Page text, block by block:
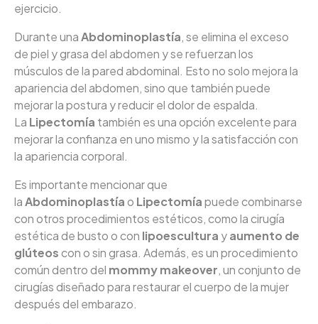
ejercicio.
Durante unaAbdominoplastía, se elimina el exceso
de piel y grasa del abdomen y se refuerzan los
músculos de la pared abdominal. Esto no solo mejora la
apariencia del abdomen, sino que también puede
mejorar la postura y reducir el dolor de espalda.
La Lipectomía también es una opción excelente para
mejorar la confianza en uno mismo y la satisfacción con
la apariencia corporal.
Es importante mencionar que
laAbdominoplastíao Lipectomíapuede combinarse
con otros procedimientos estéticos, como la cirugía
estética de busto o con lipoescultura yaumento de
glúteoscon o sin grasa. Además, es un procedimiento
común dentro del mommy makeover, un conjunto de
cirugías diseñado para restaurar el cuerpo de la mujer
después del embarazo.